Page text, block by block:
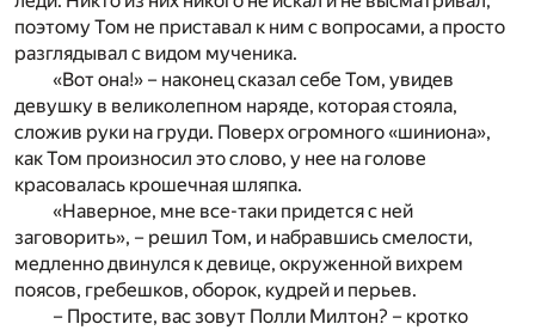
поэтому Том не приставал к ним с вопросами, а просто
разглядывал с видом мученика.
«Вот она!» – наконец сказал себе Том, увидев
девушку в великолепном наряде, которая стояла,
сложив руки на груди. Поверх огромного «шиниона»,
как Том произносил это слово, у нее на голове
красовалась крошечная шляпка.
«Наверное, мне все-таки придется с ней
заговорить», – решил Том, и набравшись смелости,
медленно двинулся к девице, окруженной вихрем
поясов, гребешков, оборок, кудрей и перьев.
– Простите, вас зовут Полли Милтон? – кротко